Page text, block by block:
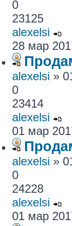
0
23125
alexelsi
28 мар
alexelsi »
0
23414
alexelsi
01 мар
alexelsi »
0
24228
alexelsi
01 мар